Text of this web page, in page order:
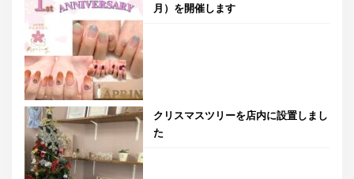
月）を開催します
クリスマスツリーを店内に設置しまし
た